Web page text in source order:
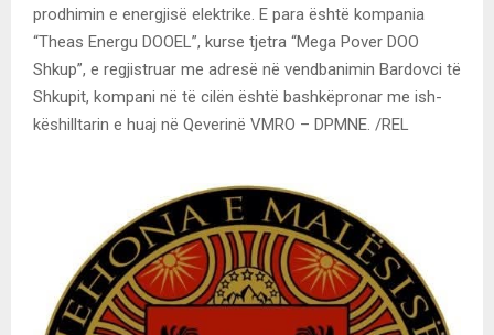
prodhimin e energjisë elektrike. E para është kompania
“Theas Energu DOOEL”, kurse tjetra “Mega Pover DOO
Shkup”, e regjistruar me adresë në vendbanimin Bardovci të
Shkupit, kompani në të cilën është bashkëpronar me ish-
këshilltarin e huaj në Qeverinë VMRO – DPMNE. /REL